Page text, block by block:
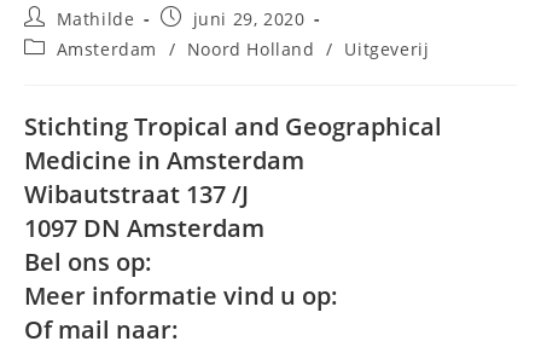
Bericht
auteur:
Mathilde
Bericht
gepubliceerd
op:
juni 29, 2020
Berichtcategorie:
Amsterdam / Noord Holland / Uitgeverij
Stichting Tropical and Geographical
Medicine in Amsterdam
Wibautstraat 137 /J
1097 DN Amsterdam
Bel ons op:
Meer informatie vind u op:
Of mail naar: